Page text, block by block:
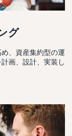
グ
、資産集約型の運
画、設計、実装し